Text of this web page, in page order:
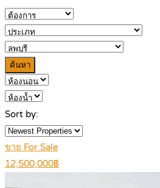
ค้นหา
Sort by:
ขาย For Sale
12,500,000฿